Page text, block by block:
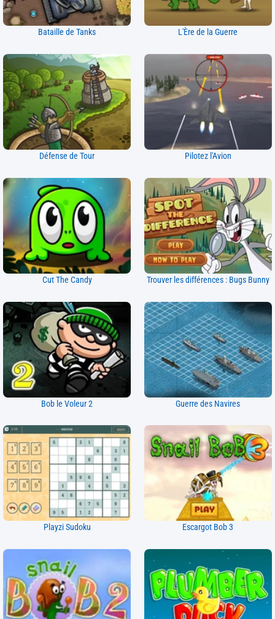
Bataille de Tanks L'Ère de la Guerre
Défense de Tour Pilotez l'Avion
Cut The Candy Trouver les différences : Bugs Bunny
Bob le Voleur 2 Guerre des Navires
Playzi Sudoku Escargot Bob 3